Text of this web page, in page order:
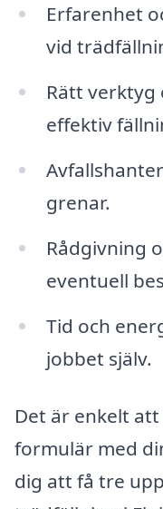
Erfarenhet
vid
Rätt
effektiv
grenar.
Rådgivning
eventuell
Tid och
jobbet själv.
Det är enkelt
formulär med
dig att få tre